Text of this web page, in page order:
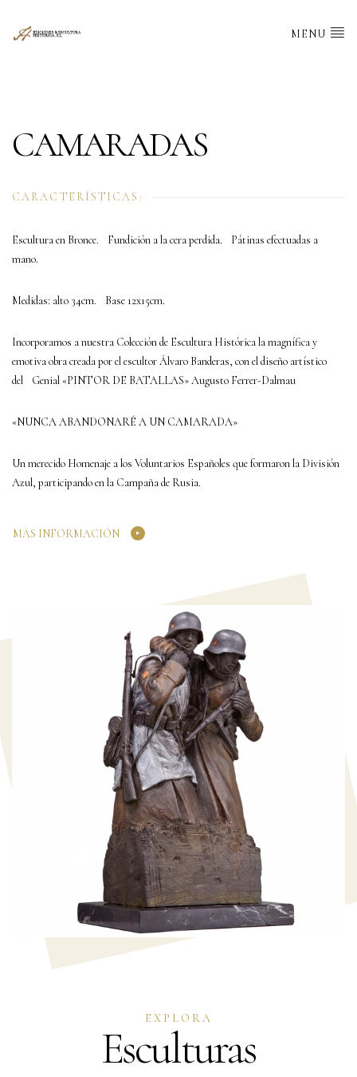
MENU
CAMARADAS
CARACTERÍSTICAS:
Escultura en Bronce. Fundición a la cera perdida. Pátinas efectuadas a
mano.
Medidas: alto 34cm. Base 12x15cm.
Incorporamos a nuestra Colección de Escultura Histórica la magnífica y
emotiva obra creada por el escultor Álvaro Banderas, con el diseño artístico
del Genial «PINTOR DE BATALLAS» Augusto Ferrer-Dalmau
«NUNCA ABANDONARÉ A UN CAMARADA»
Un merecido Homenaje a los Voluntarios Españoles que formaron la División
Azul, participando en la Campaña de Rusia.
MÁS INFORMACIÓN
EXPLORA
Esculturas